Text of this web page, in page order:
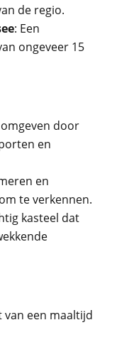
de regio.
: Een
ongeveer 15
door
en
en
te verkennen.
kasteel dat
van een maaltijd